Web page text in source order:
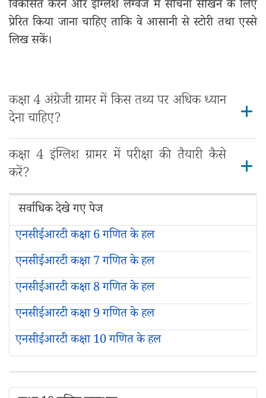
विकसित करने और इंग्लिश लैंग्वेज में सोचना सीखने के लिए
प्रेरित किया जाना चाहिए ताकि वे आसानी से स्टोरी तथा एस्से
लिख सकें।
कक्षा 4 अंग्रेजी ग्रामर में किस तथ्य पर अधिक ध्यान
देना चाहिए?
कक्षा 4 इंग्लिश ग्रामर में परीक्षा की तैयारी कैसे
करें?
सर्वाधिक देखे गए पेज
एनसीईआरटी कक्षा 6 गणित के हल
एनसीईआरटी कक्षा 7 गणित के हल
एनसीईआरटी कक्षा 8 गणित के हल
एनसीईआरटी कक्षा 9 गणित के हल
एनसीईआरटी कक्षा 10 गणित के हल